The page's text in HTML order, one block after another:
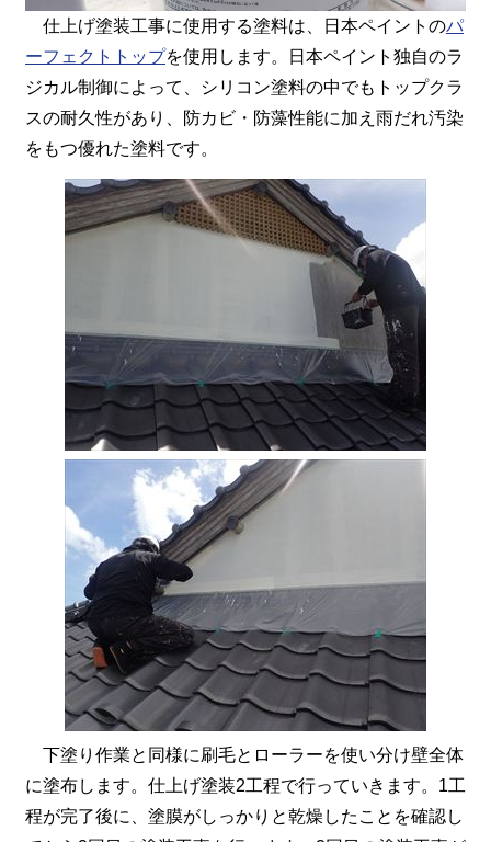
仕上げ塗装工事に使用する塗料は、日本ペイントのパ
ーフェクトトップを使用します。日本ペイント独自のラ
ジカル制御によって、シリコン塗料の中でもトップクラ
スの耐久性があり、防カビ・防藻性能に加え雨だれ汚染
をもつ優れた塗料です。
下塗り作業と同様に刷毛とローラーを使い分け壁全体
に塗布します。仕上げ塗装2工程で行っていきます。1工
程が完了後に、塗膜がしっかりと乾燥したことを確認し